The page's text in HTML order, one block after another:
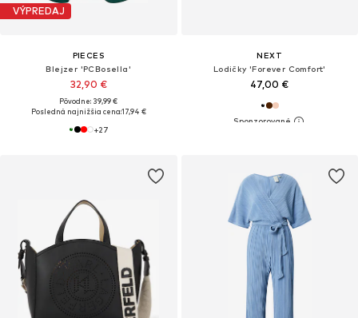
VÝPREDAJ
PIECES
Blejzer 'PCBosella'
32,90 €
Pôvodne: 39,99 €
Posledná najnižšia cena:17,94 €
+27
NEXT
Lodičky 'Forever Comfort'
47,00 €